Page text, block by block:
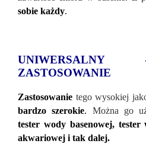
sobie każdy.
ZASTOSOWANIE
Zastosowanie tego wysokiej
bardzo szerokie. Można go
tester wody basenowej,
akwariowej i tak dalej.